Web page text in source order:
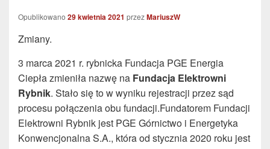
Opublikowano 29 kwietnia 2021 przezMariuszW
Zmiany.
3 marca 2021 r. rybnicka Fundacja PGE Energia
Ciepła zmieniła nazwę na Fundacja Elektrowni
Rybnik. Stało się to w wyniku rejestracji przez sąd
procesu połączenia obu fundacji.Fundatorem Fundacji
Elektrowni Rybnik jest PGE Górnictwo i Energetyka
Konwencjonalna S.A., która od stycznia 2020 roku jest